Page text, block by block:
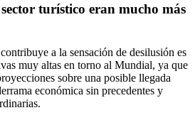
turístico eran mucho más
a la sensación de desilusión es
muy altas en torno al Mundial, ya que
sobre una posible llegada
económica sin precedentes y